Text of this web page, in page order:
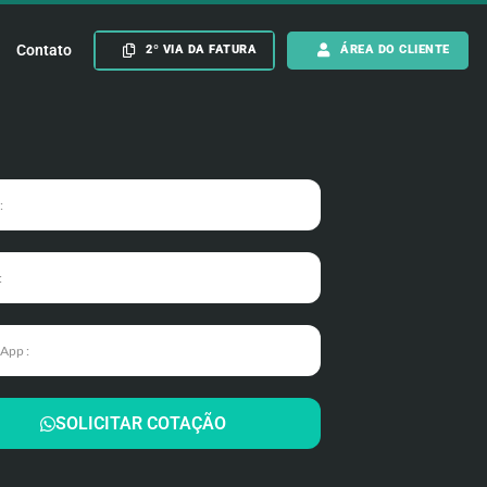
Contato 2º VIA DA FATURA ÁREA DO CLIENTE
SOLICITAR COTAÇÃO